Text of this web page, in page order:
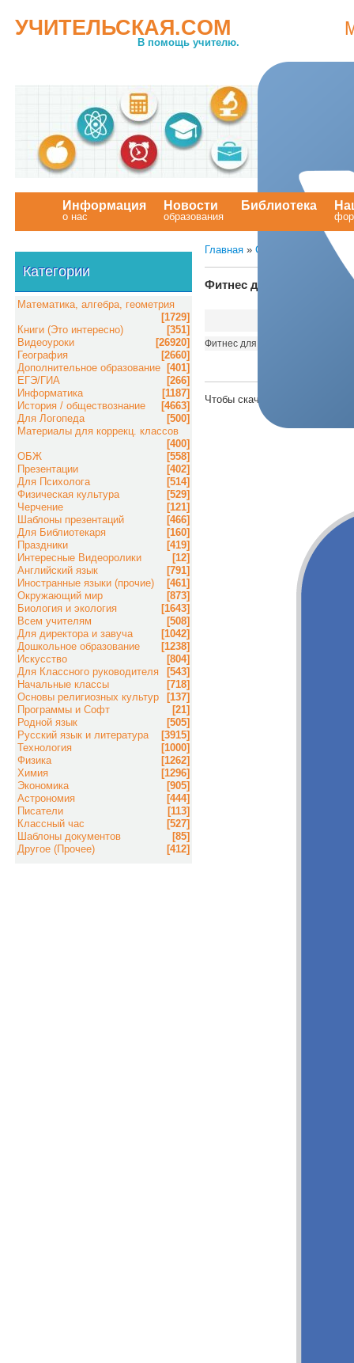
УЧИТЕЛЬСКАЯ.COM
В помощь учителю.
Информация
о нас
Новости
образования
Библиотека
Главная » Статьи
Фитнес для школьников
Фитнес для школьников
Чтобы скачать материал,
Категории
Математика, алгебра, геометрия
[1729]
Книги (Это интересно)
[351]
Видеоуроки
[26920]
География
[2660]
Дополнительное образование
[401]
ЕГЭ/ГИА
[266]
Информатика
[1187]
История / обществознание
[4663]
Для Логопеда
[500]
Материалы для коррекц. классов
[400]
ОБЖ
[558]
Презентации
[402]
Для Психолога
[514]
Физическая культура
[529]
Черчение
[121]
Шаблоны презентаций
[466]
Для Библиотекаря
[160]
Праздники
[419]
Интересные Видеоролики
[12]
Английский язык
[791]
Иностранные языки (прочие)
[461]
Окружающий мир
[873]
Биология и экология
[1643]
Всем учителям
[508]
Для директора и завуча
[1042]
Дошкольное образование
[1238]
Искусство
[804]
Для Классного руководителя
[543]
Начальные классы
[718]
Основы религиозных культур
[137]
Программы и Софт
[21]
Родной язык
[505]
Русский язык и литература
[3915]
Технология
[1000]
Физика
[1262]
Химия
[1296]
Экономика
[905]
Астрономия
[444]
Писатели
[113]
Классный час
[527]
Шаблоны документов
[85]
Другое (Прочее)
[412]